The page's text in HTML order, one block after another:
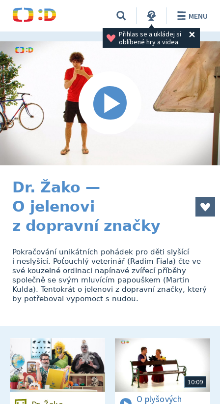
Přihlas se a ukládej si
oblíbené hry a videa.
MENU
Dr. Žako —
O jelenovi
z dopravní značky
Pokračování unikátních pohádek pro děti slyšící
i neslyšící. Poťouchlý veterinář (Radim Fiala) čte ve
své kouzelné ordinaci napínavé zvířecí příběhy
společně se svým mluvícím papouškem (Martin
Kulda). Tentokrát o jelenovi z dopravní značky, který
by potřeboval vypomoct s nudou.
10:09
O plyšových